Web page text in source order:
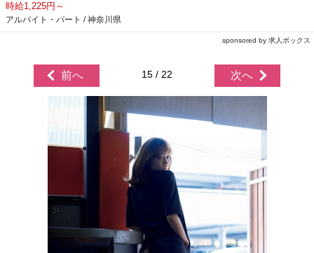
時給1,225円～
アルバイト・パート / 神奈川県
sponsored by 求人ボックス
前へ 15 / 22 次へ